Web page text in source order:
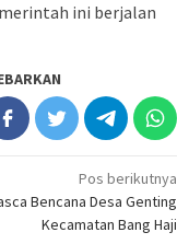
ini berjalan
Pos berikutnya
Bencana Desa Genting
Kecamatan Bang Haji